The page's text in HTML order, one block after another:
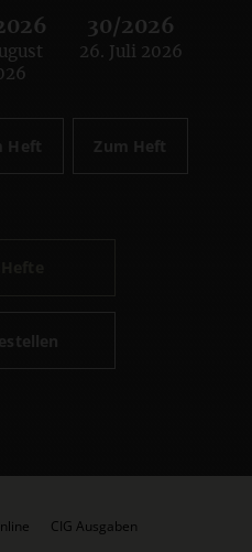
:
Heft
30/2026
:
26. Juli 2026
Zum Heft
CIG Ausgaben